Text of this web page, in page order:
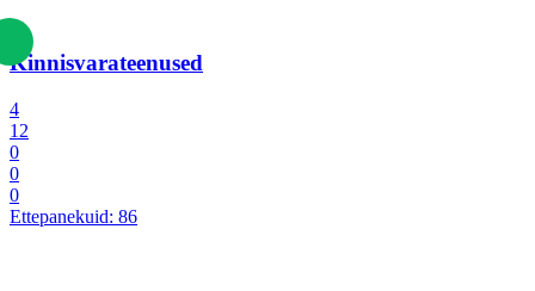
Kinnisvarateenused
4
12
0
0
0
Ettepanekuid: 86